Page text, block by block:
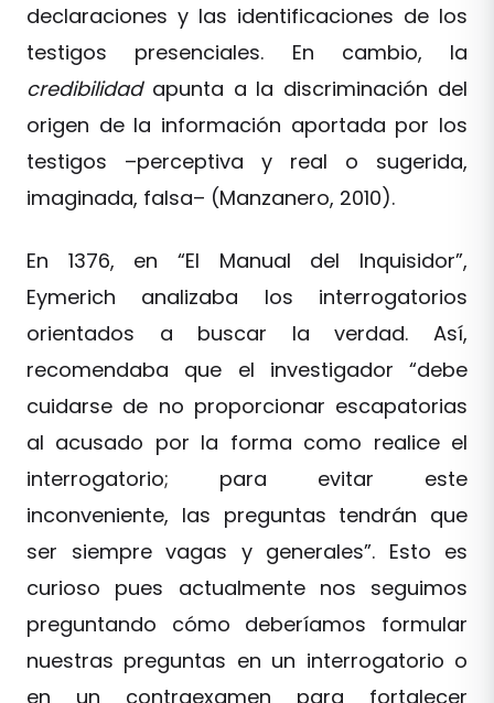
declaraciones y las identificaciones de los
testigos presenciales. En cambio, la
credibilidadapunta a la discriminación del
origen de la información aportada por los
testigos –perceptiva y real o sugerida,
imaginada, falsa– (Manzanero, 2010).
En 1376, en “El Manual del Inquisidor”,
Eymerich analizaba los interrogatorios
orientados a buscar la verdad. Así,
recomendaba que el investigador “debe
cuidarse de no proporcionar escapatorias
al acusado por la forma como realice el
interrogatorio; para evitar este
inconveniente, las preguntas tendrán que
ser siempre vagas y generales”. Esto es
curioso pues actualmente nos seguimos
preguntando cómo deberíamos formular
nuestras preguntas en un interrogatorio o
en un contraexamen para fortalecer